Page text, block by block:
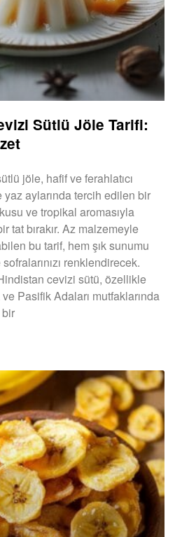
Sütlü Jöle Tarifi:
jöle, hafif ve ferahlatıcı
yaz aylarında tercih edilen bir
ve tropikal aromasıyla
tat bırakır. Az malzemeyle
bu tarif, hem şık sunumu
renklendirecek.
cevizi sütü, özellikle
Pasifik Adaları mutfaklarında
bir